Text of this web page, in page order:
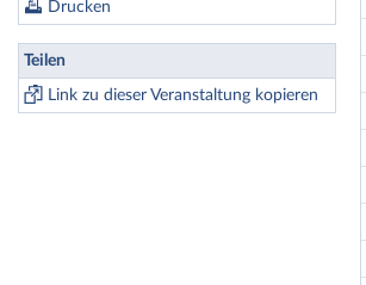
Drucken
Teilen
Link zu dieser Veranstaltung kopieren